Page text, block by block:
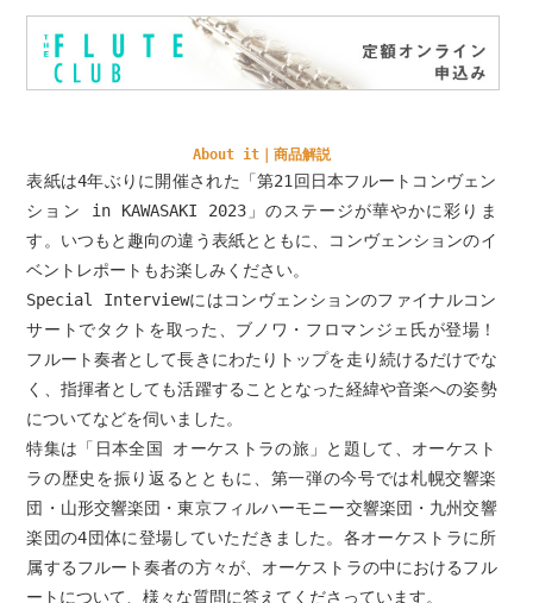
About it｜商品解説
表紙は4年ぶりに開催された「第21回日本フルートコンヴェン
ション in KAWASAKI 2023」のステージが華やかに彩りま
す。いつもと趣向の違う表紙とともに、コンヴェンションのイ
ベントレポートもお楽しみください。
Special Interviewにはコンヴェンションのファイナルコン
サートでタクトを取った、ブノワ・フロマンジェ氏が登場！
フルート奏者として長きにわたりトップを走り続けるだけでな
く、指揮者としても活躍することとなった経緯や音楽への姿勢
についてなどを伺いました。
特集は「日本全国 オーケストラの旅」と題して、オーケスト
ラの歴史を振り返るとともに、第一弾の今号では札幌交響楽
団・山形交響楽団・東京フィルハーモニー交響楽団・九州交響
楽団の4団体に登場していただきました。各オーケストラに所
属するフルート奏者の方々が、オーケストラの中におけるフル
ートについて、様々な質問に答えてくださっています。